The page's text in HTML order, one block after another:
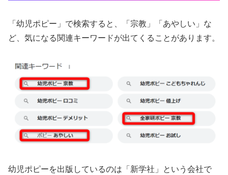
「幼児ポピー」で検索すると、「宗教」「あやしい」な
ど、気になる関連キーワードが出てくることがあります。
幼児ポピーを出版しているのは「新学社」という会社で